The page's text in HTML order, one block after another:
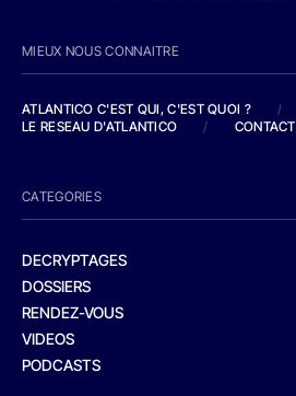
MIEUX NOUS CONNAITRE
ATLANTICO C'EST QUI, C'EST QUOI ?
/
LE RESEAU D'ATLANTICO
/ CONTACT
CATEGORIES
DECRYPTAGES
DOSSIERS
RENDEZ-VOUS
VIDEOS
PODCASTS